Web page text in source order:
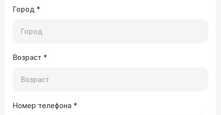
Город *
Возраст *
Номер телефона *